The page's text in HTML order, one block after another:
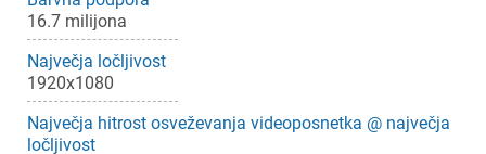
16.7 milijona
Največja ločljivost
1920x1080
Največja hitrost osveževanja videoposnetka @ največja
ločljivost